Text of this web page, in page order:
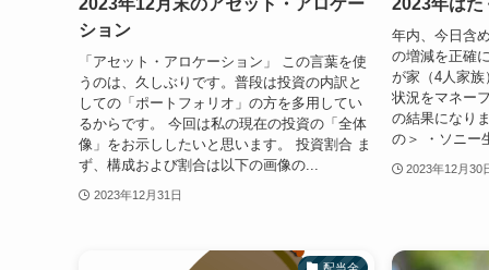
2023年12月末のアセット・アロケー
ション
「アセット・アロケーション」 この言葉を使
うのは、久しぶりです。普段は投資の内訳と
しての「ポートフォリオ」の方を多用してい
るからです。 今回は私の現在の投資の「全体
像」をお示ししたいと思います。 投資割合 ま
ず、構成および割合は以下の画像の...
2023年12月31日
2023年はた
年内、今日含
の増減を正確
が家（4人家
状況をマネー
の結果になり
の＞ ・ソニー
2023年12月30